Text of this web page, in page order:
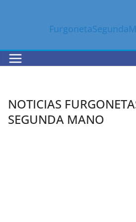
NOTICIAS
SEGUNDA MANO